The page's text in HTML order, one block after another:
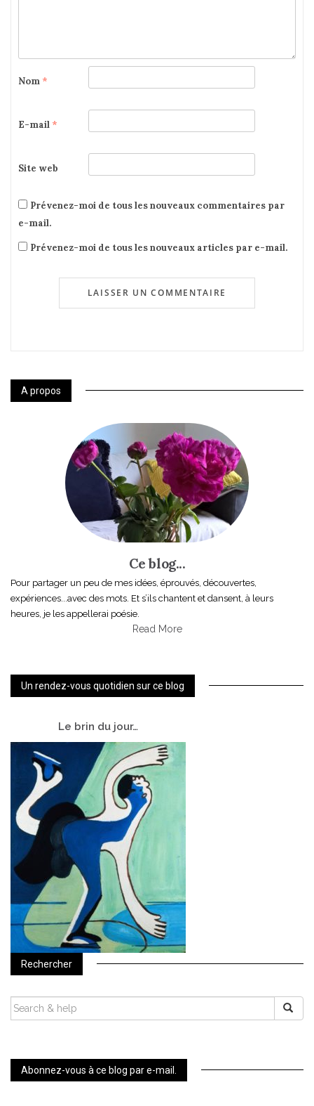
Nom *
E-mail *
Site web
Prévenez-moi de tous les nouveaux commentaires par
e-mail.
Prévenez-moi de tous les nouveaux articles par e-mail.
A propos
Ce blog...
Pour partager un peu de mes idées, éprouvés, découvertes,
expériences...avec des mots. Et s’ils chantent et dansent, à leurs
heures, je les appellerai poésie.
Read More
Un rendez-vous quotidien sur ce blog
Le brin du jour…
Rechercher
SEARCH
FOR:
Abonnez-vous à ce blog par e-mail.